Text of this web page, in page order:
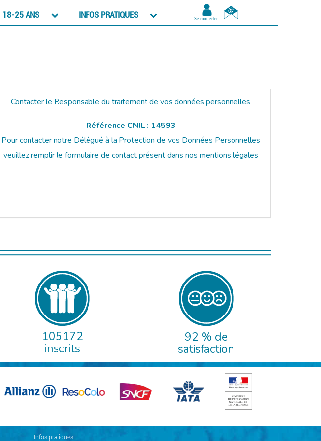
18-25 ANS INFOS PRATIQUES
Contacter le Responsable du traitement de vos données personnelles
Référence CNIL : 14593
Pour contacter notre Délégué à la Protection de vos Données Personnelles
veuillez remplir le formulaire de contact présent dans nos mentions légales
105172
inscrits
92 % de
satisfaction
Infos pratiques